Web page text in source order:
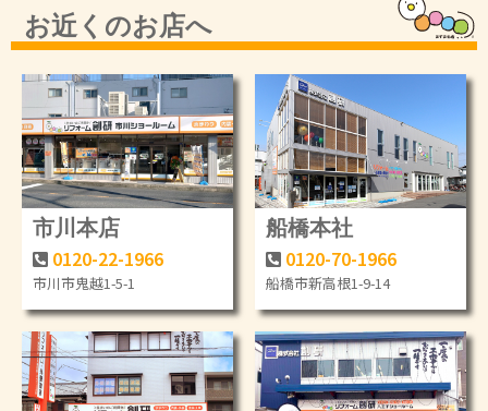
お近くのお店へ
市川本店
0120-22-1966
市川市鬼越1-5-1
船橋本社
0120-70-1966
船橋市新高根1-9-14